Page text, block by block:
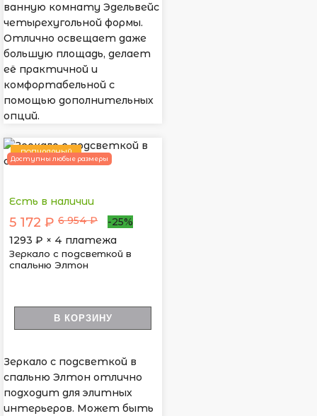
ванную комнату Эдельвейс
четырехугольной формы.
Отлично освещает даже
большую площадь, делает
её практичной и
комфортабельной с
помощью дополнительных
опций.
ПОПУЛЯРНЫЙ
Доступны любые размеры
Есть в наличии
5 172 ₽ 6 954 ₽
-25%
1293 ₽ × 4 платежа
Зеркало с подсветкой в
спальню Элтон
В КОРЗИНУ
Зеркало с подсветкой в
спальню Элтон отлично
подходит для элитных
интерьеров. Может быть